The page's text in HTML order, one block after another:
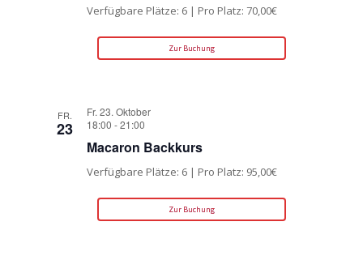
Verfügbare Plätze: 6 | Pro Platz: 70,00€
Zur Buchung
FR.
23
Fr. 23. Oktober
18:00 -21:00
Macaron Backkurs
Verfügbare Plätze: 6 | Pro Platz: 95,00€
Zur Buchung